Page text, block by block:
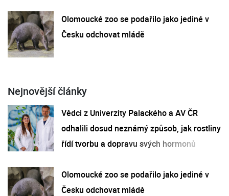
Olomoucké zoo se podařilo jako jediné v
Česku odchovat mládě
Nejnovější články
Vědci z Univerzity Palackého a AV ČR
odhalili dosud neznámý způsob, jak rostliny
řídí tvorbu a dopravu svých hormonů
Olomoucké zoo se podařilo jako jediné v
Česku odchovat mládě